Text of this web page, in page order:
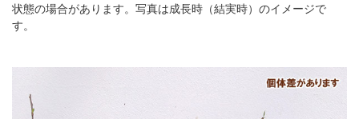
状態の場合があります。写真は成長時（結実時）のイメージで
す。